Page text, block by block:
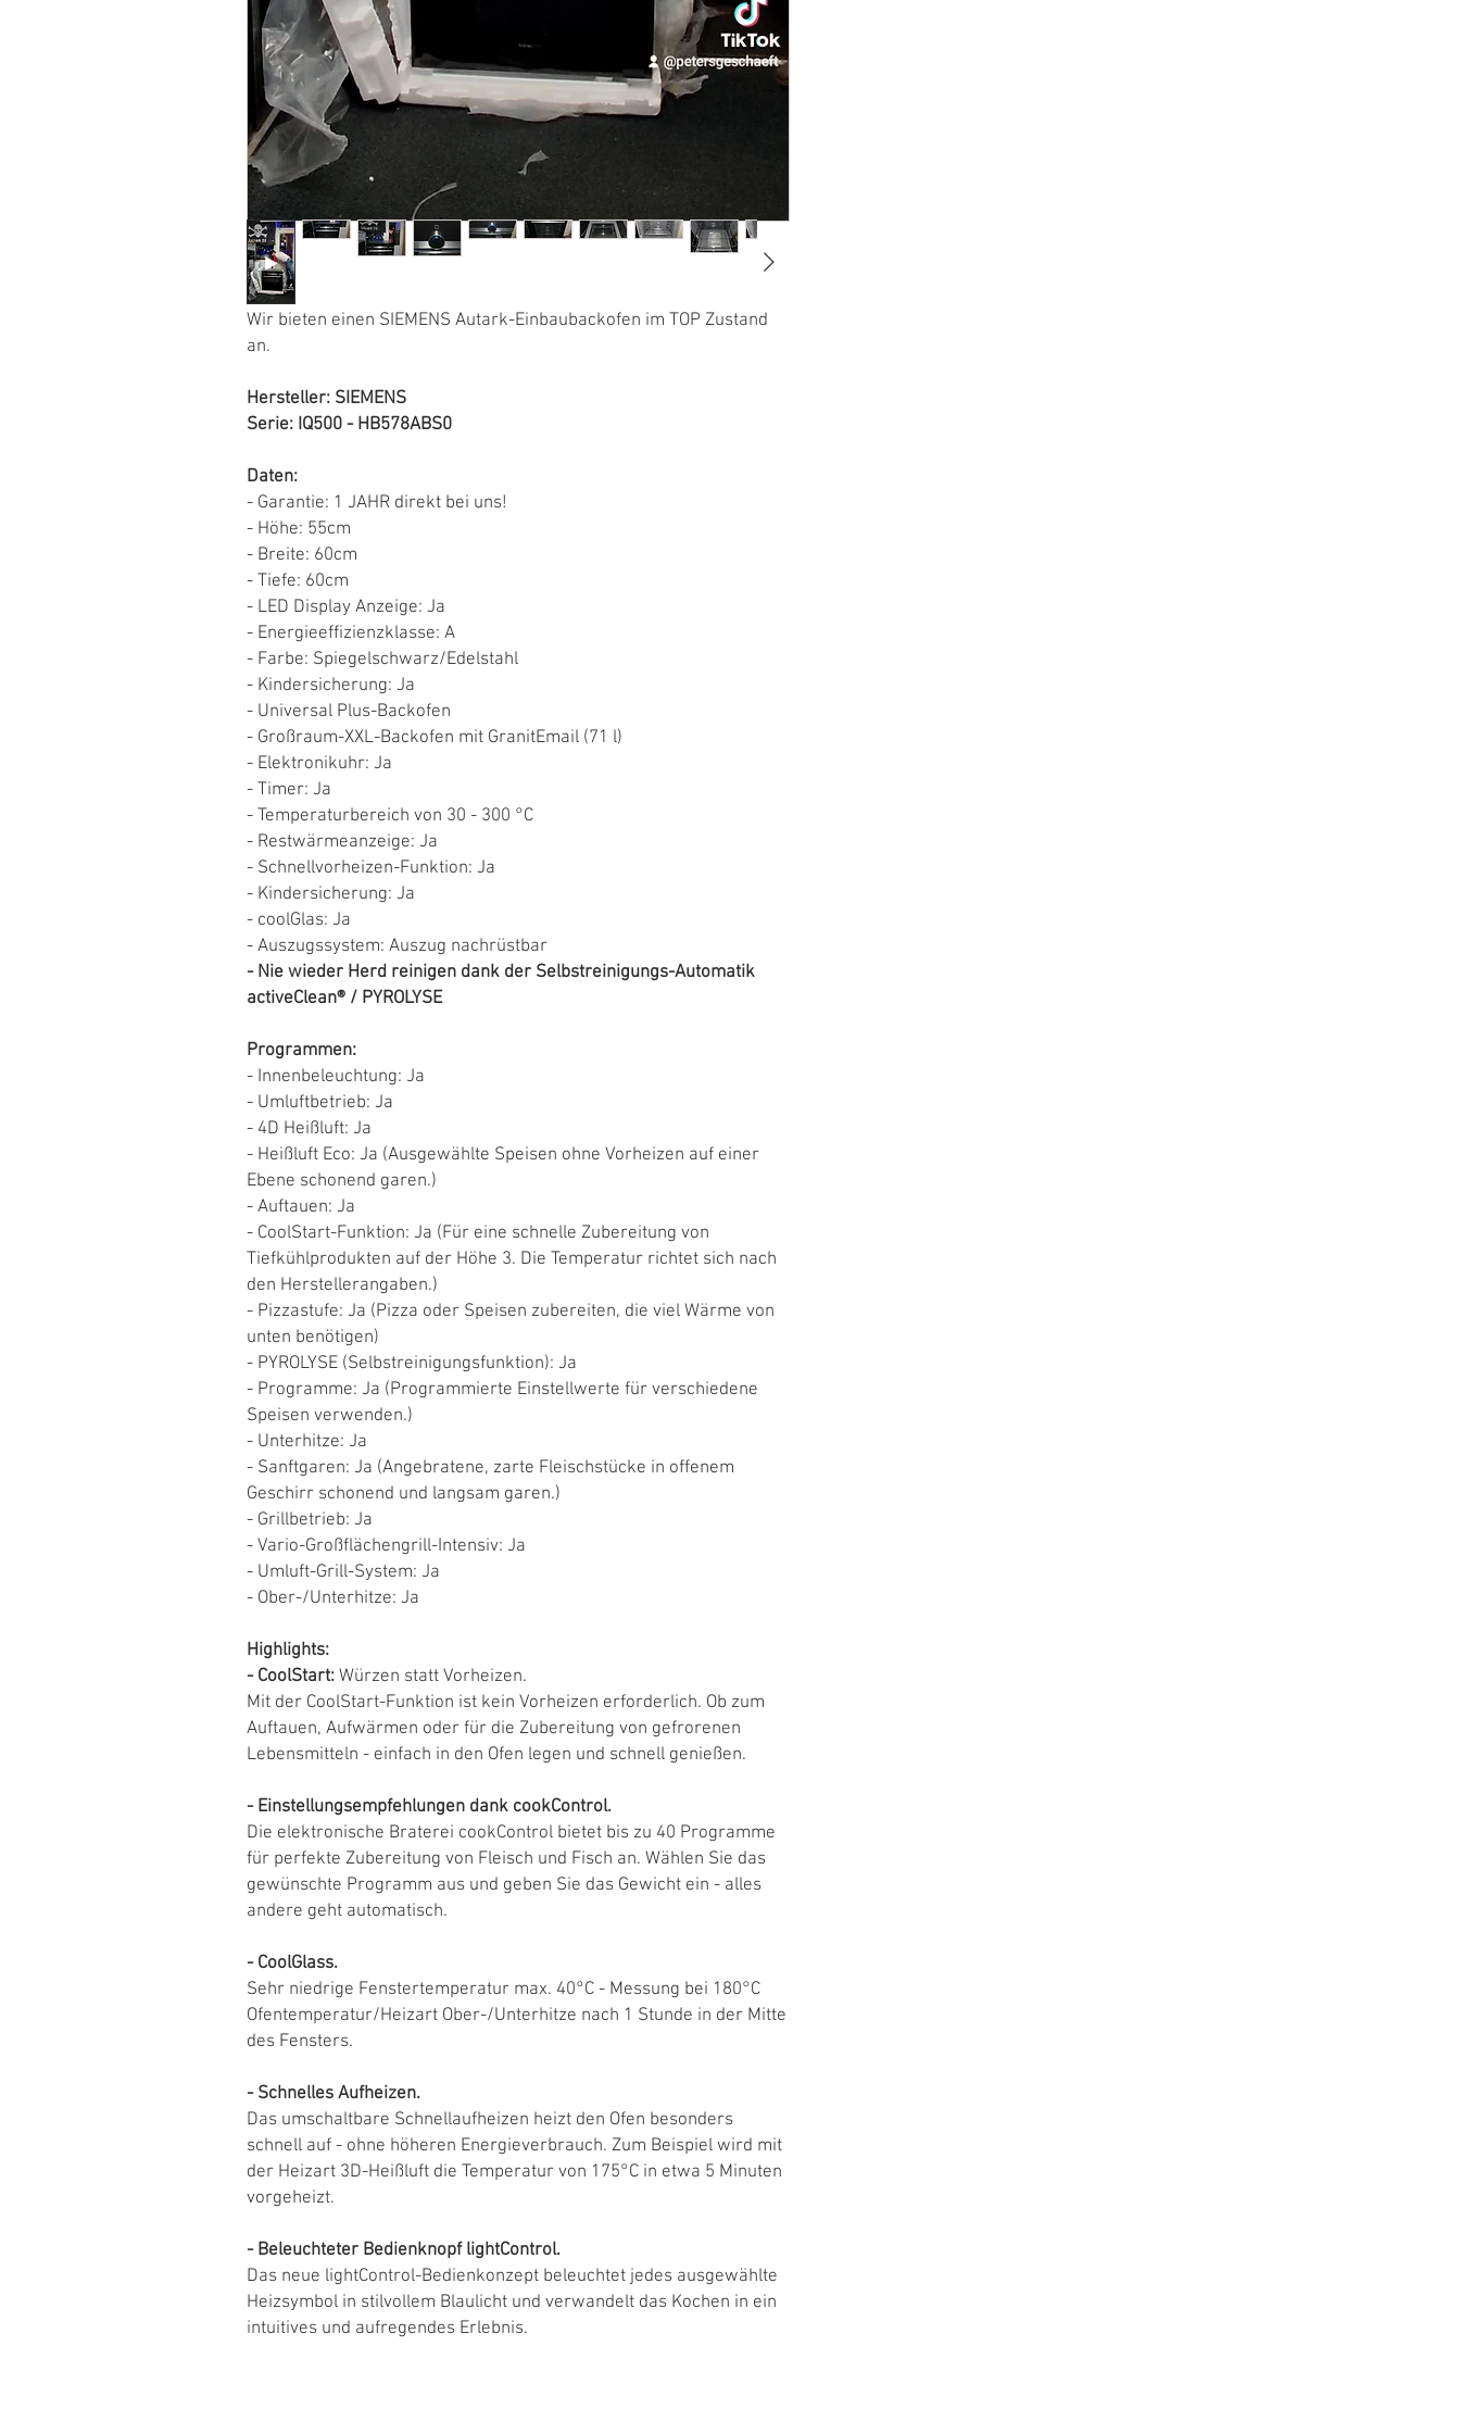
Wir bieten einen SIEMENS Autark-Einbaubackofen im TOP Zustand
an.
Hersteller: SIEMENS
Serie: IQ500 - HB578ABS0
Daten:
- Garantie: 1 JAHR direkt bei uns!
- Höhe: 55cm
- Breite: 60cm
- Tiefe: 60cm
- LED Display Anzeige: Ja
- Energieeffizienzklasse: A
- Farbe: Spiegelschwarz/Edelstahl
- Kindersicherung: Ja
- Universal Plus-Backofen
- Großraum-XXL-Backofen mit GranitEmail (71 l)
- Elektronikuhr: Ja
- Timer: Ja
- Temperaturbereich von 30 - 300 °C
- Restwärmeanzeige: Ja
- Schnellvorheizen-Funktion: Ja
- Kindersicherung: Ja
- coolGlas: Ja
- Auszugssystem: Auszug nachrüstbar
- Nie wieder Herd reinigen dank der Selbstreinigungs-Automatik
activeClean® / PYROLYSE
Programmen:
- Innenbeleuchtung: Ja
- Umluftbetrieb: Ja
- 4D Heißluft: Ja
- Heißluft Eco: Ja (Ausgewählte Speisen ohne Vorheizen auf einer
Ebene schonend garen.)
- Auftauen: Ja
- CoolStart-Funktion: Ja (Für eine schnelle Zubereitung von
Tiefkühlprodukten auf der Höhe 3. Die Temperatur richtet sich nach
den Herstellerangaben.)
- Pizzastufe: Ja (Pizza oder Speisen zubereiten, die viel Wärme von
unten benötigen)
- PYROLYSE (Selbstreinigungsfunktion): Ja
- Programme: Ja (Programmierte Einstellwerte für verschiedene
Speisen verwenden.)
- Unterhitze: Ja
- Sanftgaren: Ja (Angebratene, zarte Fleischstücke in offenem
Geschirr schonend und langsam garen.)
- Grillbetrieb: Ja
- Vario-Großflächengrill-Intensiv: Ja
- Umluft-Grill-System: Ja
- Ober-/Unterhitze: Ja
Highlights:
- CoolStart: Würzen statt Vorheizen.
Mit der CoolStart-Funktion ist kein Vorheizen erforderlich. Ob zum
Auftauen, Aufwärmen oder für die Zubereitung von gefrorenen
Lebensmitteln - einfach in den Ofen legen und schnell genießen.
- Einstellungsempfehlungen dank cookControl.
Die elektronische Braterei cookControl bietet bis zu 40 Programme
für perfekte Zubereitung von Fleisch und Fisch an. Wählen Sie das
gewünschte Programm aus und geben Sie das Gewicht ein - alles
andere geht automatisch.
- CoolGlass.
Sehr niedrige Fenstertemperatur max. 40°C - Messung bei 180°C
Ofentemperatur/Heizart Ober-/Unterhitze nach 1 Stunde in der Mitte
des Fensters.
- Schnelles Aufheizen.
Das umschaltbare Schnellaufheizen heizt den Ofen besonders
schnell auf - ohne höheren Energieverbrauch. Zum Beispiel wird mit
der Heizart 3D-Heißluft die Temperatur von 175°C in etwa 5 Minuten
vorgeheizt.
- Beleuchteter Bedienknopf lightControl.
Das neue lightControl-Bedienkonzept beleuchtet jedes ausgewählte
Heizsymbol in stilvollem Blaulicht und verwandelt das Kochen in ein
intuitives und aufregendes Erlebnis.